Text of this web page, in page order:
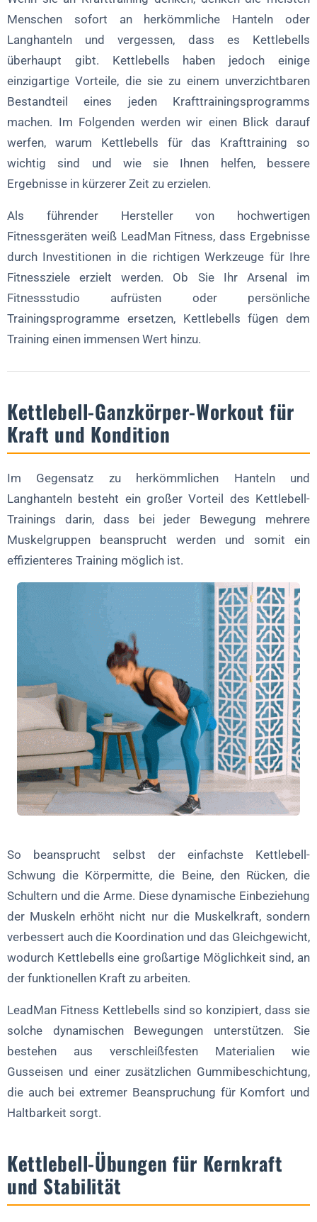
Menschen sofort an herkömmliche Hanteln oder
Langhanteln und vergessen, dass es Kettlebells
überhaupt gibt. Kettlebells haben jedoch einige
einzigartige Vorteile, die sie zu einem unverzichtbaren
Bestandteil eines jeden Krafttrainingsprogramms
machen. Im Folgenden werden wir einen Blick darauf
werfen, warum Kettlebells für das Krafttraining so
wichtig sind und wie sie Ihnen helfen, bessere
Ergebnisse in kürzerer Zeit zu erzielen.
Als führender Hersteller von hochwertigen
Fitnessgeräten weiß LeadMan Fitness, dass Ergebnisse
durch Investitionen in die richtigen Werkzeuge für Ihre
Fitnessziele erzielt werden. Ob Sie Ihr Arsenal im
Fitnessstudio aufrüsten oder persönliche
Trainingsprogramme ersetzen, Kettlebells fügen dem
Training einen immensen Wert hinzu.
Kettlebell-Ganzkörper-Workout für
Kraft und Kondition
Im Gegensatz zu herkömmlichen Hanteln und
Langhanteln besteht ein großer Vorteil des Kettlebell-
Trainings darin, dass bei jeder Bewegung mehrere
Muskelgruppen beansprucht werden und somit ein
effizienteres Training möglich ist.
So beansprucht selbst der einfachste Kettlebell-
Schwung die Körpermitte, die Beine, den Rücken, die
Schultern und die Arme. Diese dynamische Einbeziehung
der Muskeln erhöht nicht nur die Muskelkraft, sondern
verbessert auch die Koordination und das Gleichgewicht,
wodurch Kettlebells eine großartige Möglichkeit sind, an
der funktionellen Kraft zu arbeiten.
LeadMan Fitness Kettlebells sind so konzipiert, dass sie
solche dynamischen Bewegungen unterstützen. Sie
bestehen aus verschleißfesten Materialien wie
Gusseisen und einer zusätzlichen Gummibeschichtung,
die auch bei extremer Beanspruchung für Komfort und
Haltbarkeit sorgt.
Kettlebell-Übungen für Kernkraft
und Stabilität